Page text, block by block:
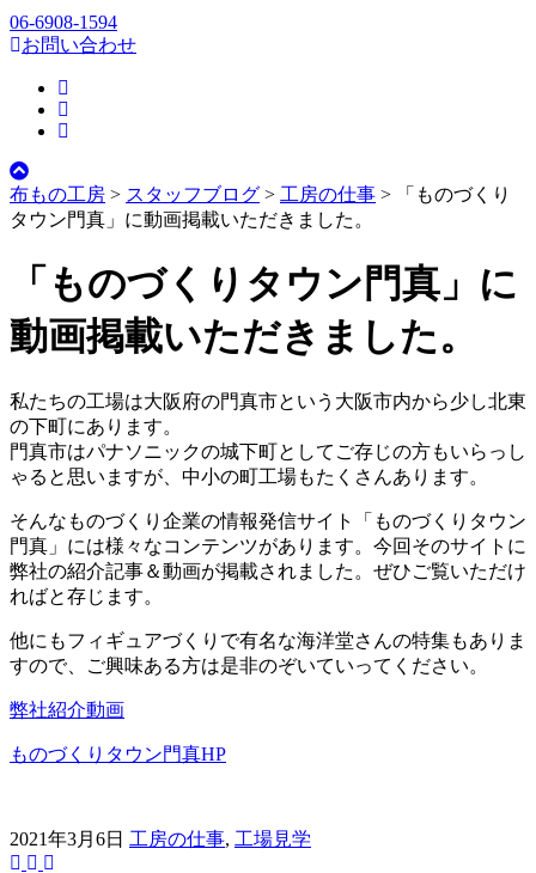
06-6908-1594
お問い合わせ
布もの工房 > スタッフブログ > 工房の仕事 >
「ものづくり
タウン門真」に動画掲載いただきました。
「ものづくりタウン門真」に
動画掲載いただきました。
私たちの工場は大阪府の門真市という大阪市内から少し北東
の下町にあります。
門真市はパナソニックの城下町としてご存じの方もいらっし
ゃると思いますが、中小の町工場もたくさんあります。
そんなものづくり企業の情報発信サイト「ものづくりタウン
門真」には様々なコンテンツがあります。今回そのサイトに
弊社の紹介記事＆動画が掲載されました。ぜひご覧いただけ
ればと存じます。
他にもフィギュアづくりで有名な海洋堂さんの特集もありま
すので、ご興味ある方は是非のぞいていってください。
弊社紹介動画
ものづくりタウン門真HP
2021年3月6日 工房の仕事, 工場見学